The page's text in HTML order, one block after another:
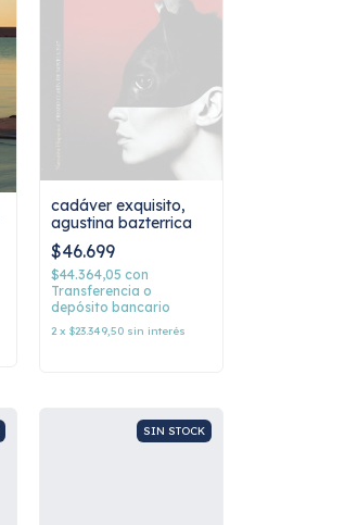
cadáver exquisito,
agustina bazterrica
$46.699
$44.364,05 con
Transferencia o
depósito bancario
2 x $23.349,50 sin interés
SIN STOCK